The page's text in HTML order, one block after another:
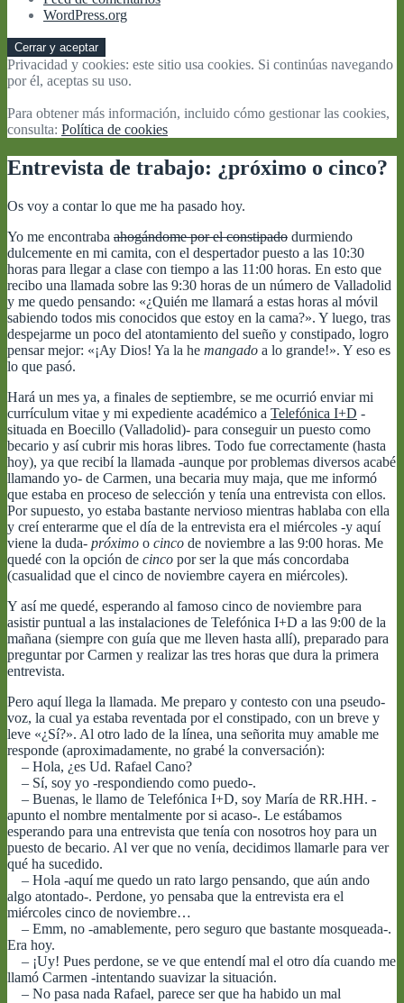
WordPress.org
Privacidad y cookies: este sitio usa cookies. Si continúas navegando
por él, aceptas su uso.
Para obtener más información, incluido cómo gestionar las cookies,
consulta: Política de cookies
Entrevista de trabajo: ¿próximo o cinco?
Os voy a contar lo que me ha pasado hoy.
Yo me encontraba ahogándome por el constipado durmiendo
dulcemente en mi camita, con el despertador puesto a las 10:30
horas para llegar a clase con tiempo a las 11:00 horas. En esto que
recibo una llamada sobre las 9:30 horas de un número de Valladolid
y me quedo pensando: «¿Quién me llamará a estas horas al móvil
sabiendo todos mis conocidos que estoy en la cama?». Y luego, tras
despejarme un poco del atontamiento del sueño y constipado, logro
pensar mejor: «¡Ay Dios! Ya la he mangado a lo grande!». Y eso es
lo que pasó.
Hará un mes ya, a finales de septiembre, se me ocurrió enviar mi
currículum vitae y mi expediente académico a Telefónica I+D -
situada en Boecillo (Valladolid)- para conseguir un puesto como
becario y así cubrir mis horas libres. Todo fue correctamente (hasta
hoy), ya que recibí la llamada -aunque por problemas diversos acabé
llamando yo- de Carmen, una becaria muy maja, que me informó
que estaba en proceso de selección y tenía una entrevista con ellos.
Por supuesto, yo estaba bastante nervioso mientras hablaba con ella
y creí enterarme que el día de la entrevista era el miércoles -y aquí
viene la duda- próximo o cinco de noviembre a las 9:00 horas. Me
quedé con la opción de cinco por ser la que más concordaba
(casualidad que el cinco de noviembre cayera en miércoles).
Y así me quedé, esperando al famoso cinco de noviembre para
asistir puntual a las instalaciones de Telefónica I+D a las 9:00 de la
mañana (siempre con guía que me lleven hasta allí), preparado para
preguntar por Carmen y realizar las tres horas que dura la primera
entrevista.
Pero aquí llega la llamada. Me preparo y contesto con una pseudo-
voz, la cual ya estaba reventada por el constipado, con un breve y
leve «¿Sí?». Al otro lado de la línea, una señorita muy amable me
responde (aproximadamente, no grabé la conversación):
– Hola, ¿es Ud. Rafael Cano?
– Sí, soy yo -respondiendo como puedo-.
– Buenas, le llamo de Telefónica I+D, soy María de RR.HH. -
apunto el nombre mentalmente por si acaso-. Le estábamos
esperando para una entrevista que tenía con nosotros hoy para un
puesto de becario. Al ver que no venía, decidimos llamarle para ver
qué ha sucedido.
– Hola -aquí me quedo un rato largo pensando, que aún ando
algo atontado-. Perdone, yo pensaba que la entrevista era el
miércoles cinco de noviembre…
– Emm, no -amablemente, pero seguro que bastante mosqueada-.
Era hoy.
– ¡Uy! Pues perdone, se ve que entendí mal el otro día cuando me
llamó Carmen -intentando suavizar la situación.
– No pasa nada Rafael, parece ser que ha habido un mal